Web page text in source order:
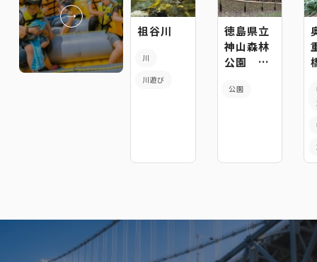
祖谷川
川
川遊び
徳島県立
神山森林
公園 イ
の森
公園